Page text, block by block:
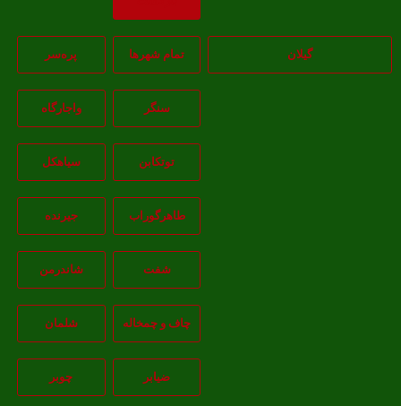
گیلان تمام شهر‌ها پره‌سر
سنگر واجارگاه
توتکابن سیاهکل
طاهرگوراب جیرنده
شفت شاندرمن
چاف و چمخاله شلمان
ضیابر